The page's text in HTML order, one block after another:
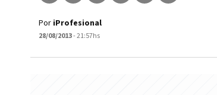
Por iProfesional
28/08/2013- 21:57hs